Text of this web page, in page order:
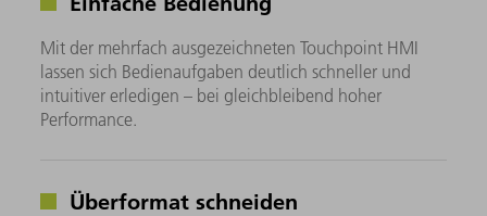
Mit der mehrfach ausgezeichneten Touchpoint HMI
lassen sich Bedienaufgaben deutlich schneller und
intuitiver erledigen – bei gleichbleibend hoher
Performance.
Überformat schneiden